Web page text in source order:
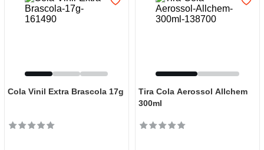
Cola Vinil Extra Brascola 17g
Tira Cola Aerossol Allchem
300ml